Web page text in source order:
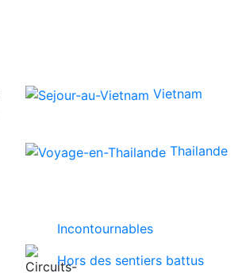
Vietnam
Thailande
Incontournables
Hors des sentiers battus